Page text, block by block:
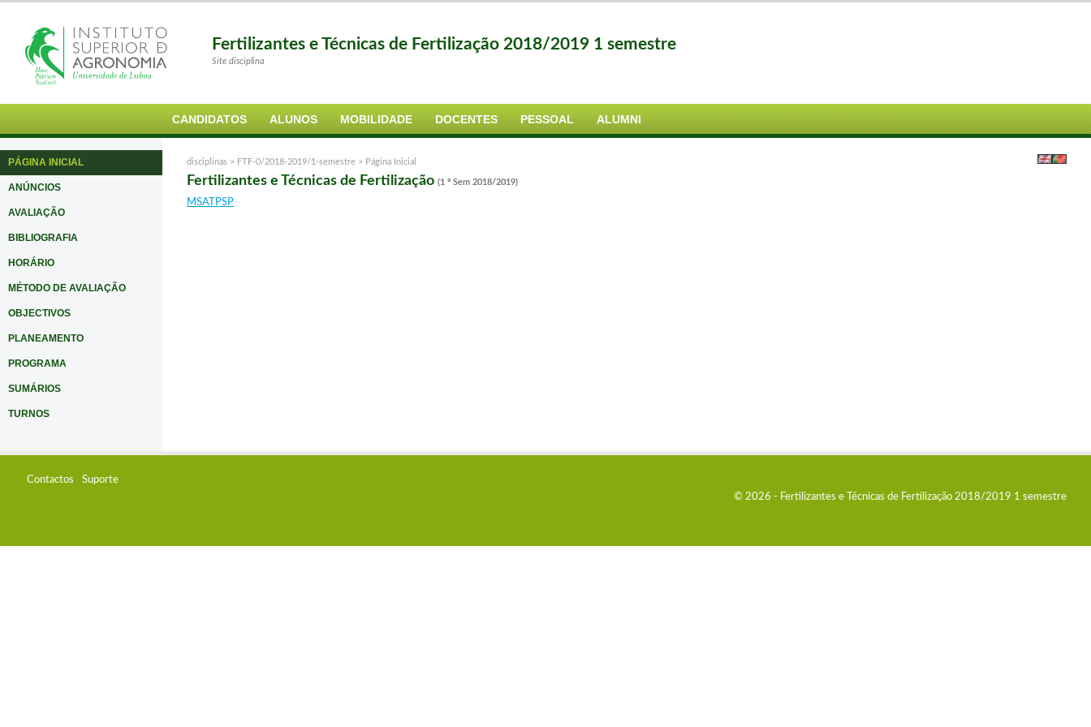
Fertilizantes e Técnicas de Fertilização 2018/2019 1 semestre
Site disciplina
CANDIDATOS ALUNOS MOBILIDADE DOCENTES PESSOAL ALUMNI
PÁGINA INICIAL
ANÚNCIOS
AVALIAÇÃO
BIBLIOGRAFIA
HORÁRIO
MÉTODO DE AVALIAÇÃO
OBJECTIVOS
PLANEAMENTO
PROGRAMA
SUMÁRIOS
TURNOS
disciplinas > FTF-0/2018-2019/1-semestre > Página Inicial
Fertilizantes e Técnicas de Fertilização (1 º Sem 2018/2019)
MSATPSP
Contactos
Suporte
© 2026 - Fertilizantes e Técnicas de Fertilização 2018/2019 1 semestre